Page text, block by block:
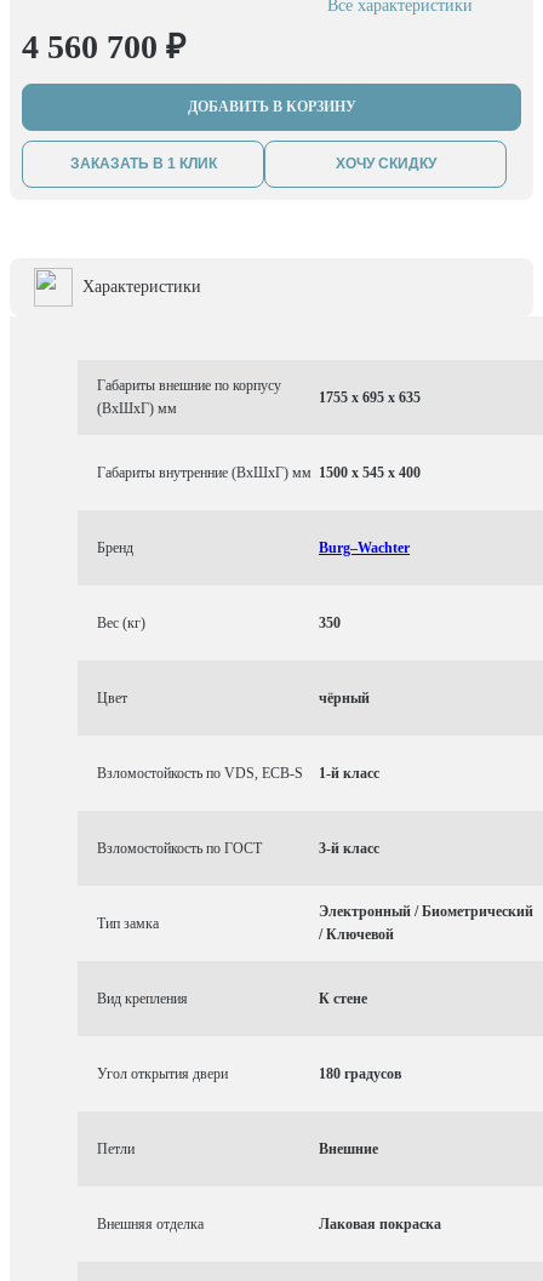
Все характеристики
4 560 700 ₽
ДОБАВИТЬ В КОРЗИНУ
ЗАКАЗАТЬ В 1 КЛИК ХОЧУ СКИДКУ
Характеристики
Габариты внешние по корпусу
(ВхШхГ) мм
1755 x 695 x 635
Габариты внутренние (ВхШхГ) мм 1500 x 545 x 400
Бренд Burg–Wachter
Вес (кг) 350
Цвет чёрный
Взломостойкость по VDS, ECB-S 1-й класс
Взломостойкость по ГОСТ 3-й класс
Тип замка
Электронный / Биометрический
/ Ключевой
Вид крепления К стене
Угол открытия двери 180 градусов
Петли Внешние
Внешняя отделка Лаковая покраска